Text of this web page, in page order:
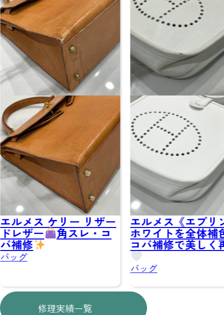
リザー
・コ
エルメス《エブリン》
ホワイトを全体補色＆
コバ補修で美しく再生
ブルー
一度爽
ンディ
レット
修理実績一覧